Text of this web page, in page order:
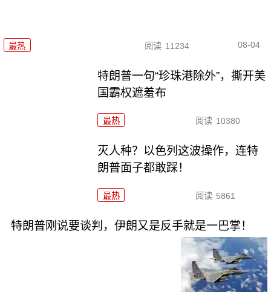
最热 阅读 11234 08-04
特朗普一句“珍珠港除外”，撕开美
国霸权遮羞布
最热 阅读 10380
灭人种？以色列这波操作，连特
朗普面子都敢踩！
最热 阅读 5861
特朗普刚说要谈判，伊朗又是反手就是一巴掌！